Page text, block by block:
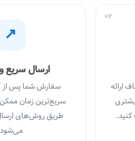
02
ارائه
↗
ارسال سریع
سفارش شما پس از
سریع‌ترین زمان
طریق روش‌های